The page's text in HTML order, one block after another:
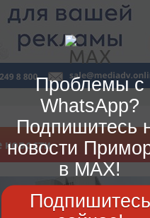
новости
Проблемы с
WhatsApp?
Подпишитесь
новости
в MAX!
Подпишитесь